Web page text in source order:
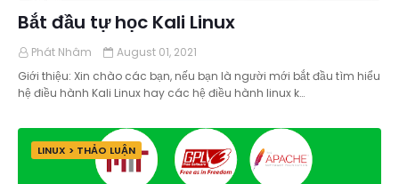
Bắt đầu tự học Kali Linux
Phát Nhâm
August 01, 2021
Giới thiệu: Xin chào các bạn, nếu bạn là người mới bắt đầu tìm hiểu
hệ điều hành Kali Linux hay các hệ điều hành linux k…
LINUX > THẢO LUẬN